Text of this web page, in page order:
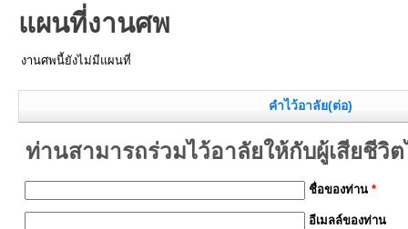
แผนที่งานศพ
งานศพนี้ยังไม่มีแผนที่
คำไว้อาลัย(ต่อ)
ท่านสามารถร่วมไว้อาลัยให้กับผู้เสียชีวิ
ชื่อของท่าน*
อีเมลล์ของท่าน